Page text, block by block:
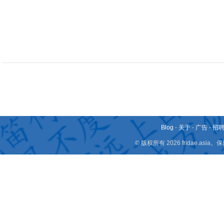
Blog - 关于 - 广告 -招
© 版权所有 2026 fridae.asia。